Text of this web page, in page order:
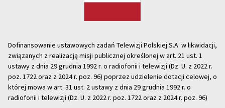
Dofinansowanie ustawowych zadań Telewizji Polskiej S.A. w likwidacji,
związanych z realizacją misji publicznej określonej w art. 21 ust. 1
ustawy z dnia 29 grudnia 1992 r. o radiofonii i telewizji (Dz. U. z 2022 r.
poz. 1722 oraz z 2024 r. poz. 96) poprzez udzielenie dotacji celowej, o
której mowa w art. 31 ust. 2 ustawy z dnia 29 grudnia 1992 r. o
radiofonii i telewizji (Dz. U. z 2022 r. poz. 1722 oraz z 2024 r. poz. 96)